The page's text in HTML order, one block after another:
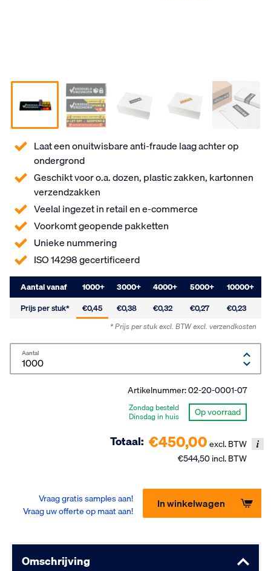
Laat een onuitwisbare anti-fraude laag achter op
ondergrond
Geschikt voor o.a. dozen, plastic zakken, kartonnen
verzendzakken
Veelal ingezet in retail en e-commerce
Voorkomt geopende pakketten
Unieke nummering
ISO 14298 gecertificeerd
Aantal vanaf 1000+ 3000+ 4000+ 5000+ 10000+
Prijs per stuk*
€0,45 €0,38 €0,32 €0,27 €0,23
* Prijs per stuk excl. BTWexcl. verzendkosten
Aantal
Artikelnummer:02-20-0001-07
Op voorraad
Zondag besteld
Dinsdag in huis
Totaal: €450,00excl. BTW
€544,50 incl. BTW
In winkelwagen
Vraag gratis samples aan!
Vraag uw offerte op maat aan!
Omschrijving